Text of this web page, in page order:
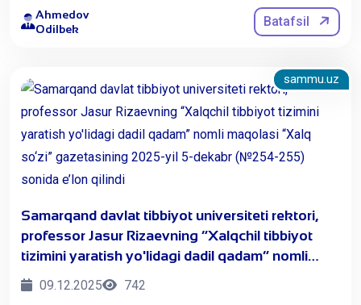
Ahmedov
Odilbek
Batafsil
sammu.uz
​Samarqand davlat tibbiyot universiteti rektori,
professor Jasur Rizaevning “Xalqchil tibbiyot
tizimini yaratish yo'lidagi dadil qadam” nomli
maqolasi “Xalq so‘zi” gazetasining 2025-yil 5-
dekabr (№254-255) sonida e’lon qilindi
09.12.2025 742